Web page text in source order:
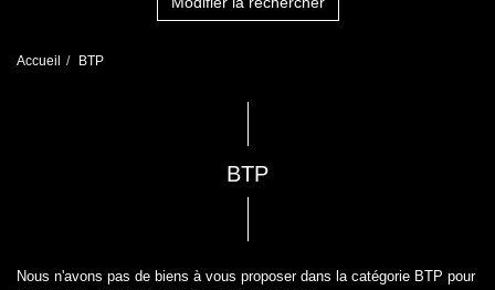
Accueil BTP
BTP
Nous n'avons pas de biens à vous proposer dans la catégorie BTP pour